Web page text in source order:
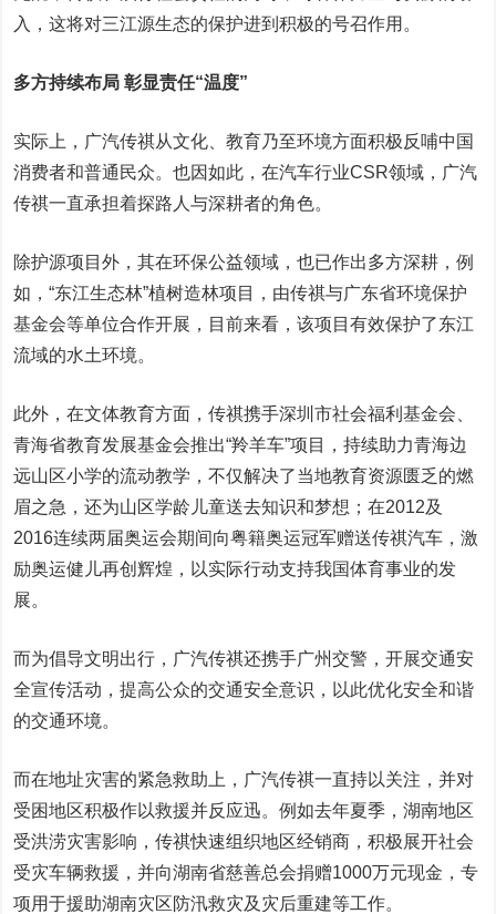
入，这将对三江源生态的保护进到积极的号召作用。
多方持续布局 彰显责任“温度”
实际上，广汽传祺从文化、教育乃至环境方面积极反哺中国
消费者和普通民众。也因如此，在汽车行业CSR领域，广汽
传祺一直承担着探路人与深耕者的角色。
除护源项目外，其在环保公益领域，也已作出多方深耕，例
如，“东江生态林”植树造林项目，由传祺与广东省环境保护
基金会等单位合作开展，目前来看，该项目有效保护了东江
流域的水土环境。
此外，在文体教育方面，传祺携手深圳市社会福利基金会、
青海省教育发展基金会推出“羚羊车”项目，持续助力青海边
远山区小学的流动教学，不仅解决了当地教育资源匮乏的燃
眉之急，还为山区学龄儿童送去知识和梦想；在2012及
2016连续两届奥运会期间向粤籍奥运冠军赠送传祺汽车，激
励奥运健儿再创辉煌，以实际行动支持我国体育事业的发
展。
而为倡导文明出行，广汽传祺还携手广州交警，开展交通安
全宣传活动，提高公众的交通安全意识，以此优化安全和谐
的交通环境。
而在地址灾害的紧急救助上，广汽传祺一直持以关注，并对
受困地区积极作以救援并反应迅。例如去年夏季，湖南地区
受洪涝灾害影响，传祺快速组织地区经销商，积极展开社会
受灾车辆救援，并向湖南省慈善总会捐赠1000万元现金，专
项用于援助湖南灾区防汛救灾及灾后重建等工作。